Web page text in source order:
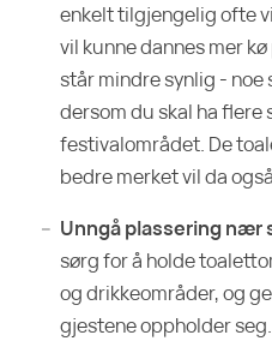
enkelt tilgjengelig ofte
vil kunne dannes mer
står mindre synlig - noe
dersom du skal ha
festivalområdet. De
bedre merket vil da
Unngå plassering nær
sørg for å holde
og drikkeområder, og
gjestene oppholder